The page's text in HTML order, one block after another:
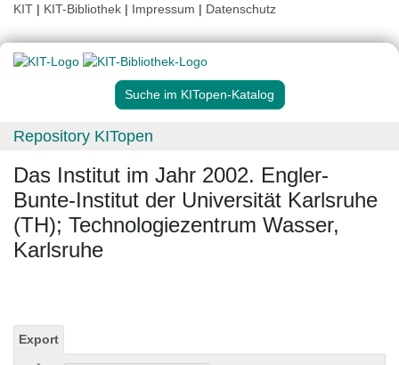
KIT | KIT-Bibliothek | Impressum | Datenschutz
Suche im KITopen-Katalog
Repository KITopen
Das Institut im Jahr 2002. Engler-
Bunte-Institut der Universität Karlsruhe
(TH); Technologiezentrum Wasser,
Karlsruhe
Export